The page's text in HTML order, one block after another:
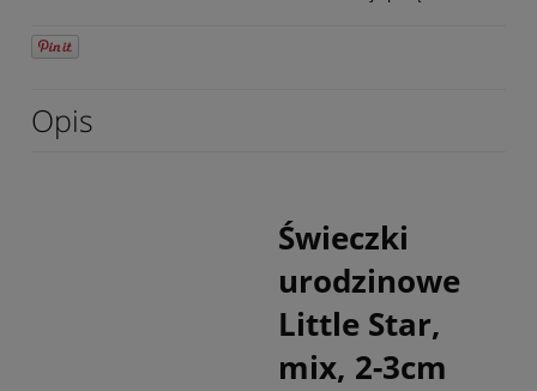
Opis
Świeczki
urodzinowe
Little Star,
mix, 2-3cm